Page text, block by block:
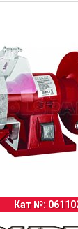
Кат №: